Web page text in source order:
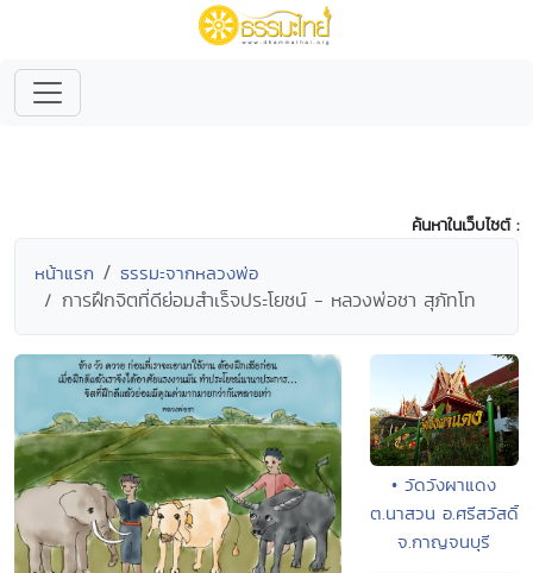
ค้นหาในเว็บไซต์ :
หน้าแรก ธรรมะจากหลวงพ่อ
การฝึกจิตที่ดีย่อมสำเร็จประโยชน์ - หลวงพ่อชา สุภัทโท
• วัดวังผาแดง
ต.นาสวน อ.ศรีสวัสดิ์
จ.กาญจนบุรี